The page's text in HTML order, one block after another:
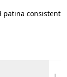
patina consistent